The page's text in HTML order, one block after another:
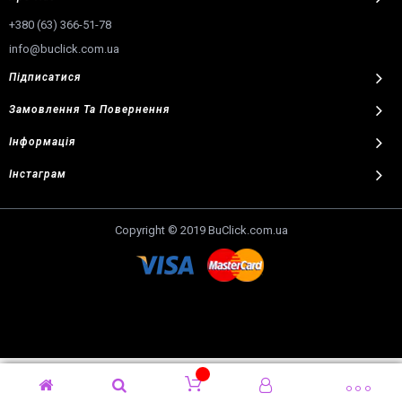
+380 (63) 366-51-78
info@buclick.com.ua
Підписатися
Замовлення Та Повернення
Інформація
Інстаграм
Copyright © 2019 BuClick.com.ua